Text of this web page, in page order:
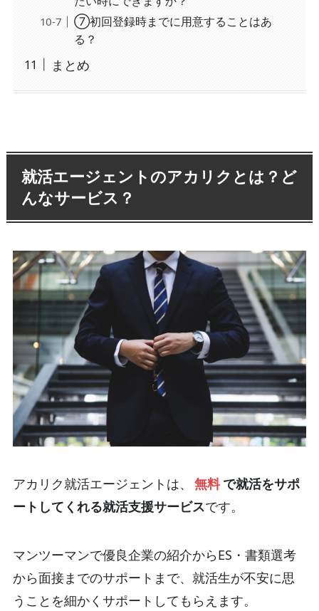
⑦初回登録時までに用意することはあ
る？
まとめ
就活エージェントのアカリクとは？ど
んなサービス？
アカリク就活エージェントは、 無料で就活をサポ
ートしてくれる就活支援サービスです。
マンツーマンで優良企業の紹介からES・書類選考
から面接までのサポートまで、就活生が不安に思
うことを細かくサポートしてもらえます。